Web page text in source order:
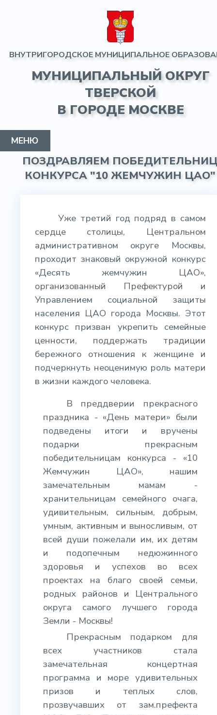
ВНУТРИГОРОДСКОЕ МУНИЦИПАЛЬНОЕ
МУНИЦИПАЛЬНЫЙ ОКРУГ
ТВЕРСКОЙ
В ГОРОДЕ МОСКВЕ
МУНИЦИПАЛЬНЫЙ ОКРУГ
ГЛАВА МО
СОВЕТ ДЕПУТАТОВ
АДМИНИСТРАЦИЯ
ИНФОРМАЦИЯ
ПРОТИВОДЕЙСТВИЕ КОРРУПЦИИ
КОНТАКТЫ
ГАЗЕТА
МЕНЮ
ПОЗДРАВЛЯЕМ
КОНКУРСА "10 ЖЕМЧУЖИН ЦАО"
Уже третий год подряд в самом
сердце столицы, Центральном
административном округе Москвы,
проходит знаковый окружной конкурс
«Десять жемчужин ЦАО»,
организованный Префектурой и
Управлением социальной защиты
населения ЦАО города Москвы. Этот
конкурс призван укрепить семейные
ценности, поддержать традиции
бережного отношения к женщине и
подчеркнуть неоценимую роль матери
в жизни каждого человека.
В преддверии прекрасного
праздника - «День матери» были
подведены итоги и вручены
подарки прекрасным
победительницам конкурса - «10
Жемчужин ЦАО», нашим
замечательным мамам -
хранительницам семейного очага,
удивительным, сильным, добрым,
умным, активным и выносливым, от
всей души пожелали им, их детям
и подопечным недюжинного
здоровья и успехов во всех
проектах на благо своей семьи,
родных районов и Центрального
округа самого лучшего города
Земли - Москвы!
Прекрасным подарком для
всех участников стала
замечательная концертная
программа и море удивительных
призов и теплых слов,
прозвучавших от зам.префекта